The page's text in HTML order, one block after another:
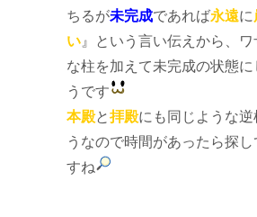
ちるが未完成であれば永遠に
い 』という言い伝えから、ワ
な柱を加えて未完成の状態に
うです
本殿と拝殿にも同じような逆
うなので時間があったら探
すね